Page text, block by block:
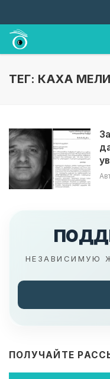
ТЕГ: КАХА
НЕЗАВИСИМУЮ
ПОЛУЧАЙТЕ